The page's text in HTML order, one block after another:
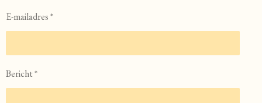
E-mailadres *
Bericht *